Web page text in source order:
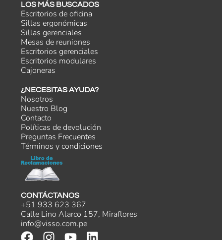
LOS MÁS BUSCADOS
Escritorios de oficina
Sillas ergonómicas
Sillas gerenciales
Mesas de reuniones
Escritorios gerenciales
Escritorios modulares
Cajoneras
¿NECESITAS AYUDA?
Nosotros
Nuestro Blog
Contacto
Políticas de devolución
Preguntas Frecuentes
Términos y condiciones
CONTÁCTANOS
+51 933 623 367
Calle Lino Alarco 157, Miraflores
info@visso.com.pe